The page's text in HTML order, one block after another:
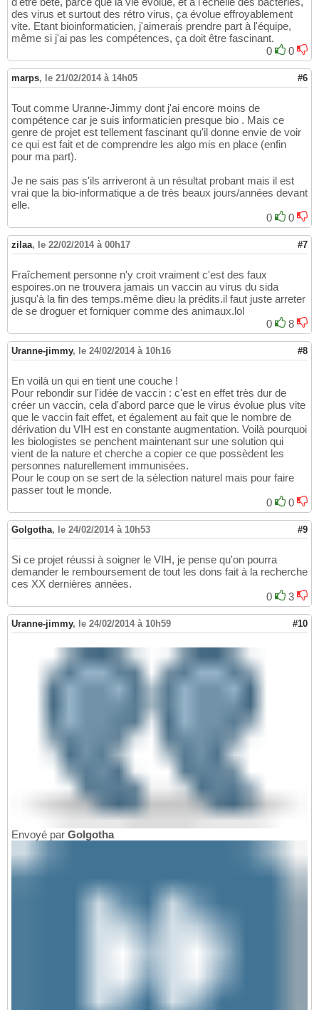
des virus et surtout des rétro virus, ça évolue effroyablement
vite. Etant bioinformaticien, j'aimerais prendre part à l'équipe,
même si j'ai pas les compétences, ça doit être fascinant.
0
0
marps, le 21/02/2014 à 14h05 #6
Tout comme Uranne-Jimmy dont j'ai encore moins de
compétence car je suis informaticien presque bio . Mais ce
genre de projet est tellement fascinant qu'il donne envie de voir
ce qui est fait et de comprendre les algo mis en place (enfin
pour ma part).
Je ne sais pas s'ils arriveront à un résultat probant mais il est
vrai que la bio-informatique a de très beaux jours/années devant
elle.
0
0
zilaa, le 22/02/2014 à 00h17 #7
Fraîchement personne n'y croit vraiment c'est des faux
espoires.on ne trouvera jamais un vaccin au virus du sida
jusqu'à la fin des temps.même dieu la prédits.il faut juste arreter
de se droguer et forniquer comme des animaux.lol
0
8
Uranne-jimmy, le 24/02/2014 à 10h16 #8
En voilà un qui en tient une couche !
Pour rebondir sur l'idée de vaccin : c'est en effet très dur de
créer un vaccin, cela d'abord parce que le virus évolue plus vite
que le vaccin fait effet, et également au fait que le nombre de
dérivation du VIH est en constante augmentation. Voilà pourquoi
les biologistes se penchent maintenant sur une solution qui
vient de la nature et cherche a copier ce que possèdent les
personnes naturellement immunisées.
Pour le coup on se sert de la sélection naturel mais pour faire
passer tout le monde.
0
0
Golgotha, le 24/02/2014 à 10h53 #9
Si ce projet réussi à soigner le VIH, je pense qu'on pourra
demander le remboursement de tout les dons fait à la recherche
ces XX dernières années.
0
3
Uranne-jimmy, le 24/02/2014 à 10h59 #10
Envoyé par Golgotha